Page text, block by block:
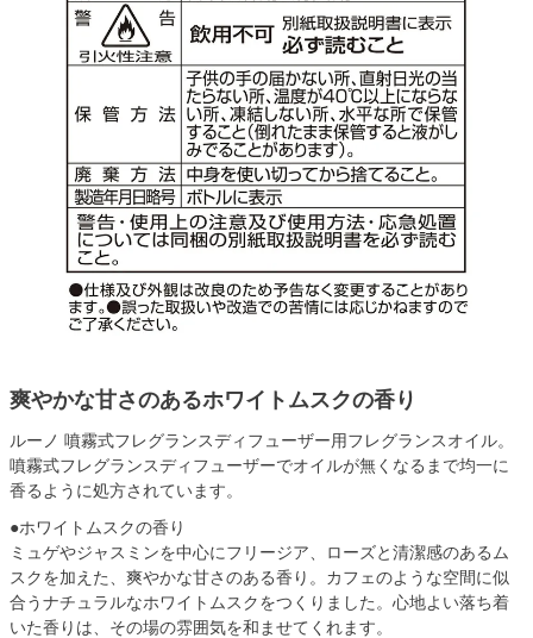
爽やかな甘さのあるホワイトムスクの香り
ルーノ 噴霧式フレグランスディフューザー用フレグランスオイル。
噴霧式フレグランスディフューザーでオイルが無くなるまで均一に
香るように処方されています。
●ホワイトムスクの香り
ミュゲやジャスミンを中心にフリージア、ローズと清潔感のあるム
スクを加えた、爽やかな甘さのある香り。カフェのような空間に似
合うナチュラルなホワイトムスクをつくりました。心地よい落ち着
いた香りは、その場の雰囲気を和ませてくれます。